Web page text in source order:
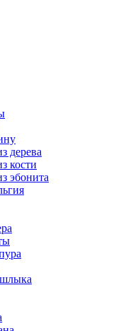
дерева
кости
эбонита